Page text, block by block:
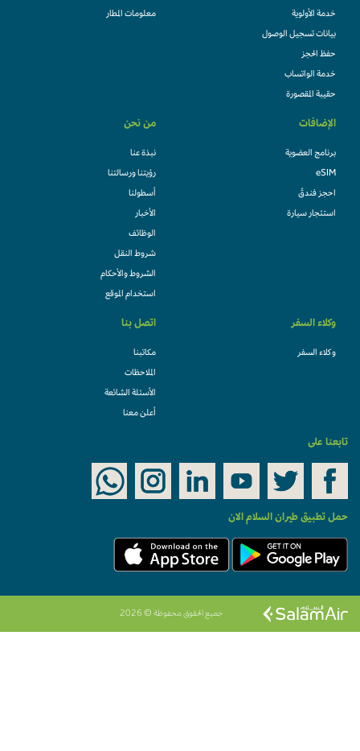
خدمة الأولوية
بيانات تسجيل الوصول
حفظ الحجز
خدمة الواتساب
حقيبة المقصورة
معلومات المطار
الإضافات
برنامج العضوية
eSIM
احجز فندقً
استئجار سيارة
من نحن
نبذة عنا
رؤيتنا ورسالتنا
أسطولنا
الأخبار
الوظائف
شروط النقل
الشروط والأحكام
استخدام الموقع
وكلاء السفر
وكلاء السفر
اتصل بنا
مكاتبنا
الملاحظات
الأسئلة الشائعة
أعلن معنا
تابعنا على
حمل تطبيق طيران السلام الان
جميع الحقوق محفوظة © 2026